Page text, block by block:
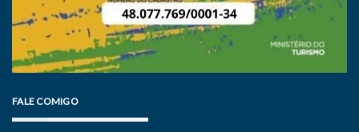
FALE COMIGO